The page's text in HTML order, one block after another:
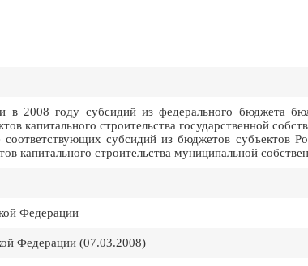
в 2008 году субсидий из федерального бюджета
капитального строительства государственной
субсидий из бюджетов субъектов
капитального строительства муниципальной
Федерации
Федеpации (07.03.2008)